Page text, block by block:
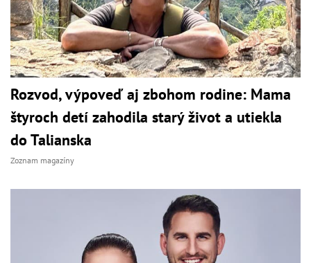
Rozvod, výpoveď aj zbohom rodine: Mama
štyroch detí zahodila starý život a utiekla
do Talianska
Zoznam magazíny